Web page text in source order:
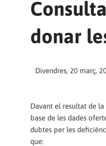
donar
Divendres, 20 març,
Davant el resultat de
base de les dades
dubtes per les
que: